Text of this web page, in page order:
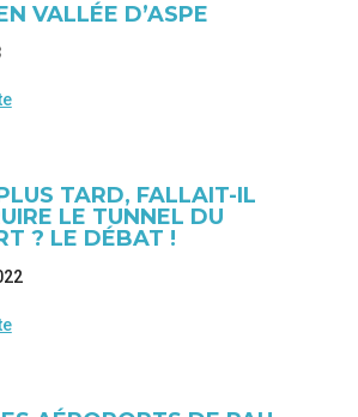
VALLÉE D’ASPE
TARD, FALLAIT-IL
LE TUNNEL DU
? LE DÉBAT !